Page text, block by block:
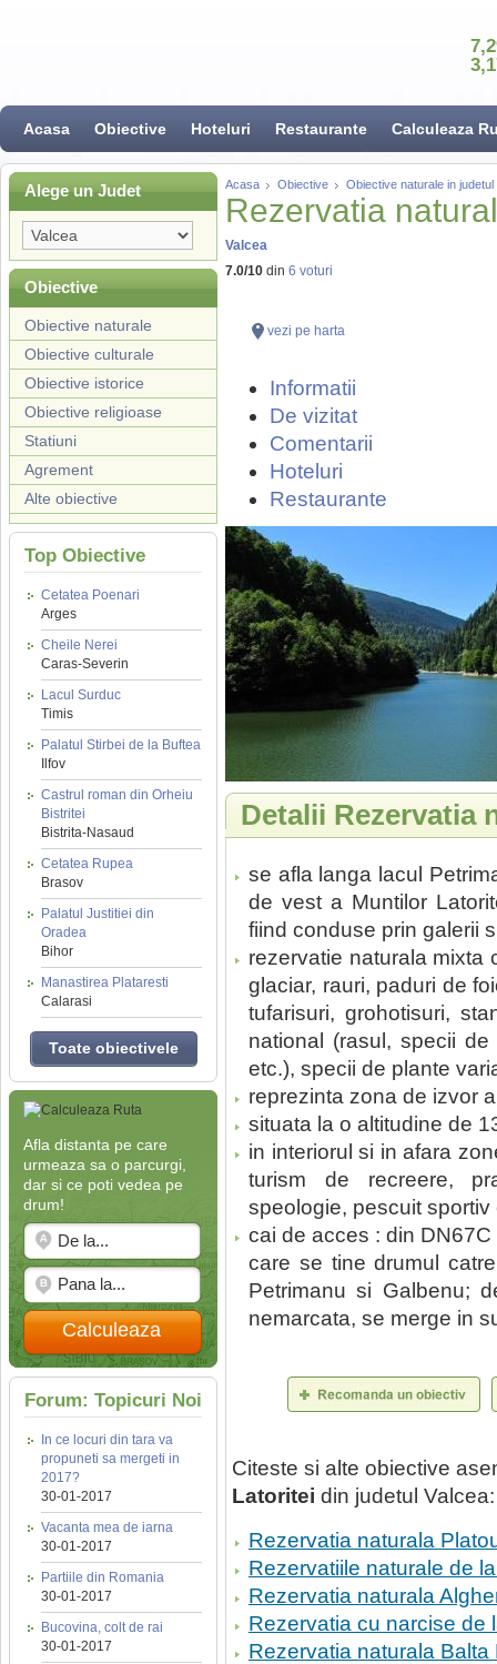
Acasa Obiective Hoteluri Restaurante Calculeaza
Alege un Judet
Obiective
Obiective naturale
Obiective culturale
Obiective istorice
Obiective religioase
Statiuni
Agrement
Alte obiective
Top Obiective
Cetatea Poenari
Arges
Cheile Nerei
Caras-Severin
Lacul Surduc
Timis
Palatul Stirbei de la Buftea
Ilfov
Castrul roman din Orheiu
Bistritei
Bistrita-Nasaud
Cetatea Rupea
Brasov
Palatul Justitiei din
Oradea
Bihor
Manastirea Plataresti
Calarasi
Toate obiectivele
Afla distanta pe care
urmeaza sa o parcurgi,
dar si ce poti vedea pe
drum!
Calculeaza
Forum: Topicuri Noi
In ce locuri din tara va
propuneti sa mergeti in
2017?
30-01-2017
Vacanta mea de iarna
30-01-2017
Partiile din Romania
30-01-2017
Bucovina, colt de rai
30-01-2017
Acasa Obiective Obiective naturale in judetul
Rezervatia
Valcea
7.0/10 din 6 voturi
vezi pe harta
Informatii
De vizitat
Comentarii
Hoteluri
Restaurante
Detalii Rezervatia
se afla langa lacul
de vest a Muntilor
fiind conduse prin galerii
rezervatie naturala mixta
glaciar, rauri, paduri de
tufarisuri, grohotisuri,
national (rasul, specii
etc.), specii de plante
reprezinta zona de izvor
situata la o altitudine de
in interiorul si in afara
turism de recreere,
speologie, pescuit sportiv
cai de acces : din
care se tine drumul
Petrimanu si Galbenu;
nemarcata, se merge in
Citeste si alte obiective
Latoritei din judetul Valcea:
Rezervatia naturala
Rezervatiile naturale de
Rezervatia naturala
Rezervatia cu narcise de
Rezervatia naturala Balta